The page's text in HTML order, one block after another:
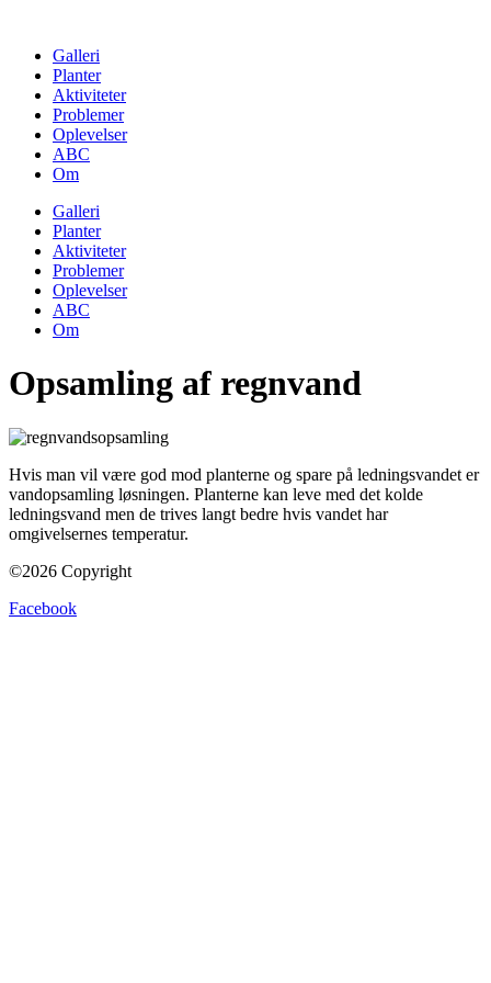
contentGalleri
Planter
Aktiviteter
Problemer
Oplevelser
ABC
Om
Galleri
Planter
Aktiviteter
Problemer
Oplevelser
ABC
Om
Opsamling af regnvand
Hvis man vil være god mod planterne og spare på ledningsvandet er
vandopsamling løsningen. Planterne kan leve med det kolde
ledningsvand men de trives langt bedre hvis vandet har
omgivelsernes temperatur.
©2026 Copyright
Facebook